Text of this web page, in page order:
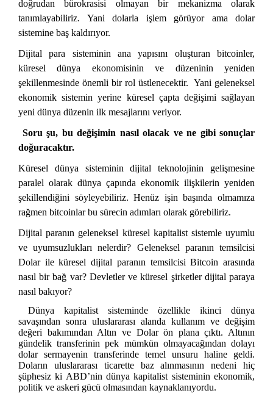
doğrudan bürokrasisi olmayan bir mekanizma olarak
tanımlayabiliriz. Yani dolarla işlem görüyor ama dolar
sistemine baş kaldırıyor.
Dijital para sisteminin ana yapısını oluşturan bitcoinler,
küresel dünya ekonomisinin ve düzeninin yeniden
şekillenmesinde önemli bir rol üstlenecektir. Yani geleneksel
ekonomik sistemin yerine küresel çapta değişimi sağlayan
yeni dünya düzenin ilk mesajlarını veriyor.
Soru şu, bu değişimin nasıl olacak ve ne gibi sonuçlar
doğuracaktır.
Küresel dünya sisteminin dijital teknolojinin gelişmesine
paralel olarak dünya çapında ekonomik ilişkilerin yeniden
şekillendiğini söyleyebiliriz. Henüz işin başında olmamıza
rağmen bitcoinlar bu sürecin adımları olarak görebiliriz.
Dijital paranın geleneksel küresel kapitalist sistemle uyumlu
ve uyumsuzlukları nelerdir? Geleneksel paranın temsilcisi
Dolar ile küresel dijital paranın temsilcisi Bitcoin arasında
nasıl bir bağ var? Devletler ve küresel şirketler dijital paraya
nasıl bakıyor?
Dünya kapitalist sisteminde özellikle ikinci dünya
savaşından sonra uluslararası alanda kullanım ve değişim
değeri bakımından Altın ve Dolar ön plana çıktı. Altının
gündelik transferinin pek mümkün olmayacağından dolayı
dolar sermayenin transferinde temel unsuru haline geldi.
Doların uluslararası ticarette baz alınmasının nedeni hiç
şüphesiz ki ABD’nin dünya kapitalist sisteminin ekonomik,
politik ve askeri gücü olmasından kaynaklanıyordu.